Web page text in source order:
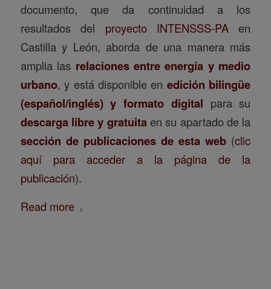
documento, que da continuidad a los
resultados del proyecto INTENSSS-PAen
Castilla y León, aborda de una manera más
amplia las relaciones entre energía y medio
urbano, y está disponible en edición bilingüe
(español/inglés) y formato digital para su
descarga libre y gratuitaen su apartado de la
sección de publicaciones de esta web (clic
aquí para acceder a la página de la
publicación).
Read more